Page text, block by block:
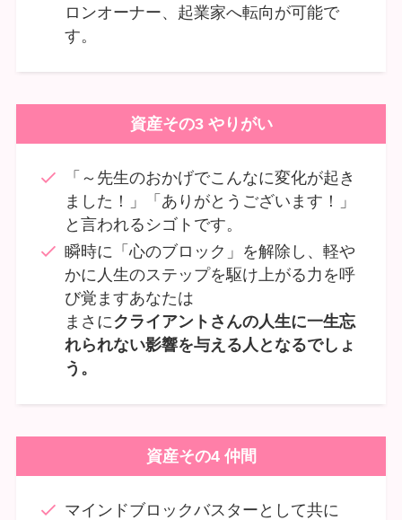
ロンオーナー、起業家へ転向が可能で
す。
資産その3 やりがい
「～先生のおかげでこんなに変化が起き
ました！」「ありがとうございます！」
と言われるシゴトです。
瞬時に「心のブロック」を解除し、軽や
かに人生のステップを駆け上がる力を呼
び覚ますあなたは
まさにクライアントさんの人生に一生忘
れられない影響を与える人となるでしょ
う。
資産その4 仲間
マインドブロックバスターとして共に